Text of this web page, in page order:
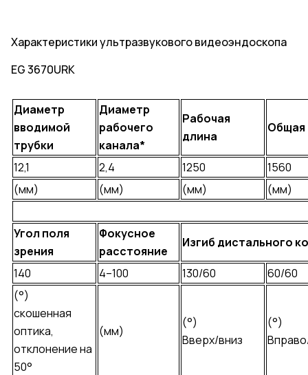
Характеристики ультразвукового видеоэндоскопа
EG 3670URK
Диаметр
вводимой
трубки
Диаметр
рабочего
канала*
Рабочая
длина
Общая
12,1 2,4 1250
1560
(мм)
(мм) (мм) (мм)
Угол поля
зрения
Фокусное
расстояние
Изгиб дистального
140 4–100 130/60
60/60
(°)
скошенная
оптика,
отклонение на
50°
(мм)
(°)
Вверх/вниз
(°)